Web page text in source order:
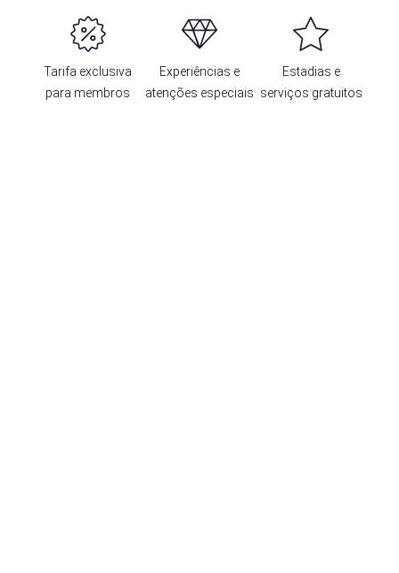
Tarifa exclusiva
para membros
Experiências e
atenções especiais
Estadias e
serviços gratuitos